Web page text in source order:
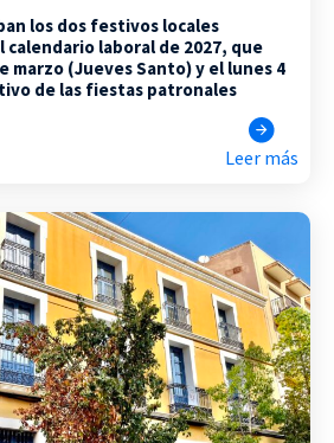
los dos festivos locales
laboral de 2027, que
marzo (Jueves Santo) y el lunes 4
de las fiestas patronales
Leer más